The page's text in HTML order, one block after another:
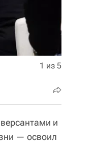
1 из 5
и
— освоил